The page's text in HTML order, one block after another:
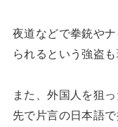
夜道などで拳銃や
られるという強盗
また、外国人を狙
先で片言の日本語